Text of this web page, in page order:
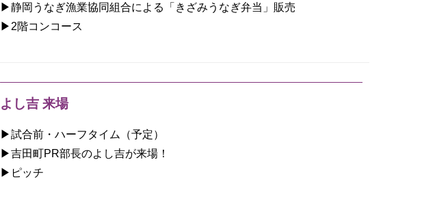
▶︎静岡うなぎ漁業協同組合による「きざみうなぎ弁当」販売
▶︎2階コンコース
よし吉 来場
▶︎試合前・ハーフタイム（予定）
▶︎吉田町PR部長のよし吉が来場！
▶︎ピッチ